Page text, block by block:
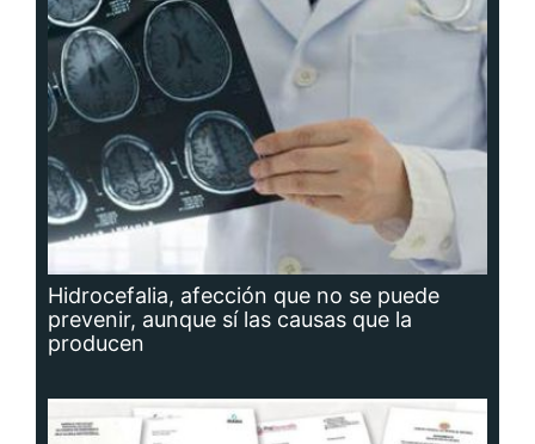
Hidrocefalia, afección que no se puede
prevenir, aunque sí las causas que la
producen